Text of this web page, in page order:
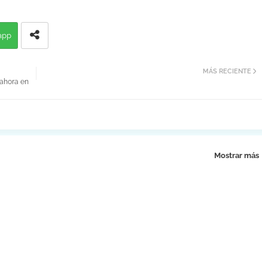
MÁS RECIENTE
en
Mostrar más